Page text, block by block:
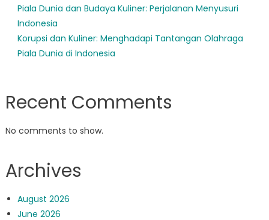
Piala Dunia dan Budaya Kuliner: Perjalanan Menyusuri
Indonesia
Korupsi dan Kuliner: Menghadapi Tantangan Olahraga
Piala Dunia di Indonesia
Recent Comments
No comments to show.
Archives
August 2026
June 2026